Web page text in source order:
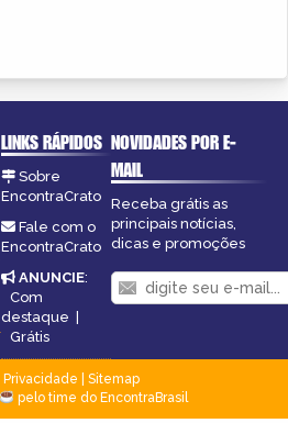
LINKS RÁPIDOS
Sobre
EncontraCrato
Fale com o
EncontraCrato
ANUNCIE:
Com
destaque
Grátis
NOVIDADES POR E-
MAIL
Receba grátis as
principais notícias,
dicas e promoções
Privacidade
Sitemap
pelo time do EncontraBrasil